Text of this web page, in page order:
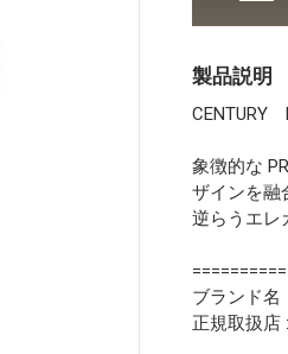
製品説明
CENTURY
象徴的な
ザインを融
逆らうエレ
ブランド名
正規取扱店